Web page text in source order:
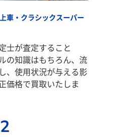
車・クラシックスーパー
士が査定すること
の知識はもちろん、流
、使用状況が与える影
価格で買取いたしま